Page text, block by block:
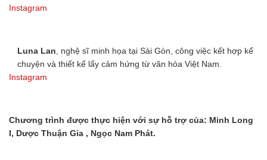
Instagram
Luna Lan , nghệ sĩ minh họa tại Sài Gòn, công việc kết hợp kể
chuyện và thiết kế lấy cảm hứng từ văn hóa Việt Nam.
Instagram
Chương trình được thực hiện với sự hỗ trợ của: Minh Long
I, Dược Thuận Gia , Ngọc Nam Phát.